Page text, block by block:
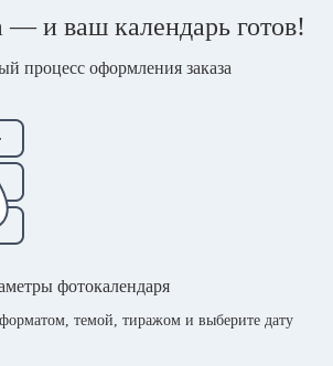
— и ваш календарь готов!
процесс оформления заказа
фотокалендаря
темой, тиражом и выберите дату